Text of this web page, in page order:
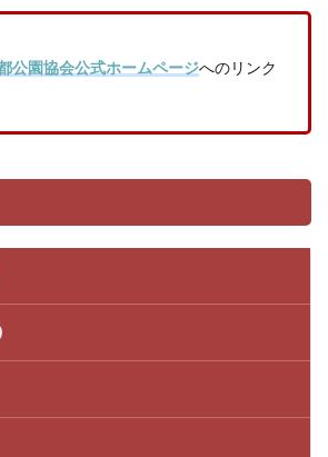
公園協会公式ホームページへのリンク